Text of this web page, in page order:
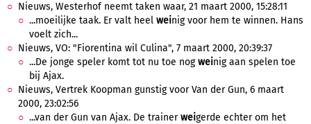
Nieuws, Westerhof neemt taken waar, 21 maart 2000, 15:28:11
...moeilijke taak. Er valt heel weinig voor hem te winnen. Hans
voelt zich...
Nieuws, VO: "Fiorentina wil Culina", 7 maart 2000, 20:39:37
...De jonge speler komt tot nu toe nogweinig aan spelen toe
bij Ajax.
Nieuws, Vertrek Koopman gunstig voor Van der Gun, 6 maart
2000, 23:02:56
...van der Gun van Ajax. De trainerweigerde echter om het